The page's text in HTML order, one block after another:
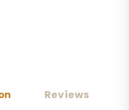
Reviews